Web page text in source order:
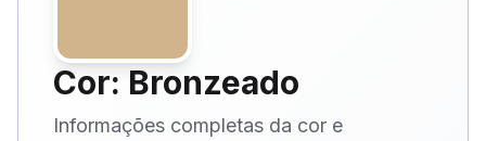
Cor: Bronzeado
Informações completas da cor e